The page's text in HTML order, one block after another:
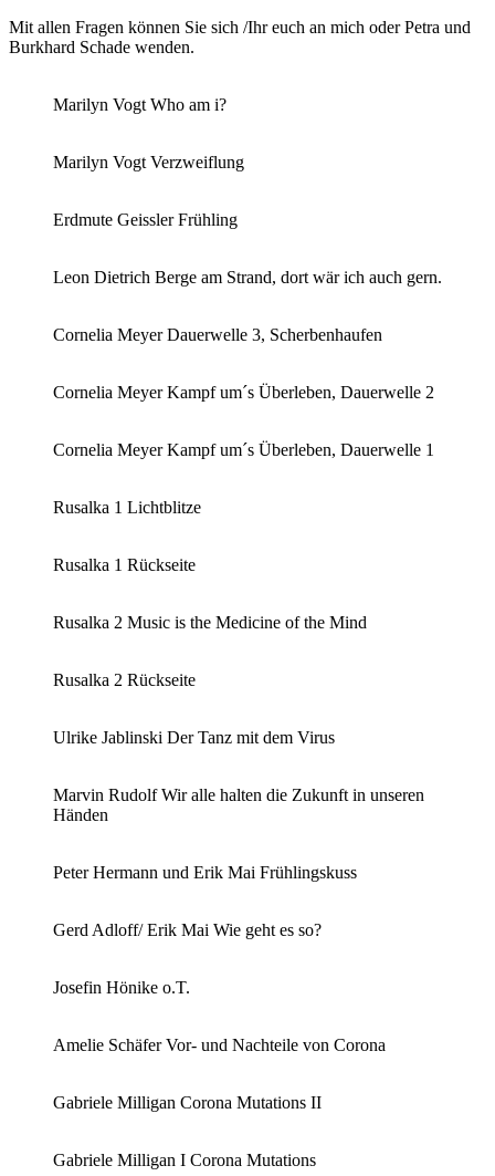
Mit allen Fragen können Sie sich /Ihr euch an mich oder Petra und
Burkhard Schade wenden.
Marilyn Vogt Who am i?
Marilyn Vogt Verzweiflung
Erdmute Geissler Frühling
Leon Dietrich Berge am Strand, dort wär ich auch gern.
Cornelia Meyer Dauerwelle 3, Scherbenhaufen
Cornelia Meyer Kampf um´s Überleben, Dauerwelle 2
Cornelia Meyer Kampf um´s Überleben, Dauerwelle 1
Rusalka 1 Lichtblitze
Rusalka 1 Rückseite
Rusalka 2 Music is the Medicine of the Mind
Rusalka 2 Rückseite
Ulrike Jablinski Der Tanz mit dem Virus
Marvin Rudolf Wir alle halten die Zukunft in unseren
Händen
Peter Hermann und Erik Mai Frühlingskuss
Gerd Adloff/ Erik Mai Wie geht es so?
Josefin Hönike o.T.
Amelie Schäfer Vor- und Nachteile von Corona
Gabriele Milligan Corona Mutations II
Gabriele Milligan I Corona Mutations